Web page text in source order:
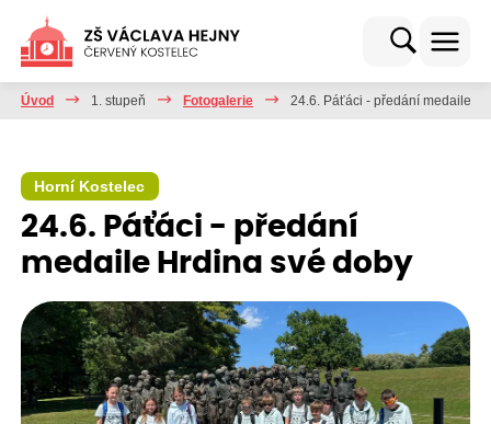
Úvod 1. stupeň Fotogalerie 24.6. Páťáci - předání medaile
Horní Kostelec
24.6. Páťáci - předání
medaile Hrdina své doby